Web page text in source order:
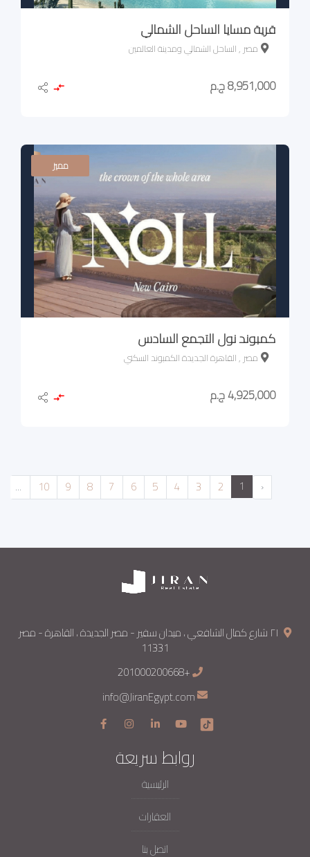
قرية مسايا الساحل الشمالي
مصر , الساحل الشمالي ومدينة العالمين
8,951,000 ج.م
مميز
كمبوند نول التجمع السادس
مصر , القاهرة الجديدة الكمبوند السكني
4,925,000 ج.م
‹
1
2
3
4
5
6
7
8
9
10
...
٢١ شارع كمال الشافعي ، ميدان سفير - مصر الجديدة ، القاهرة - مصر
11331
+201000200668
info@JiranEgypt.com
روابط سريعة
الرئيسية
العقارات
اتصل بنا